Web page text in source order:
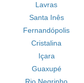
Lavras
Santa Inês
Fernandópolis
Cristalina
Içara
Guaxupé